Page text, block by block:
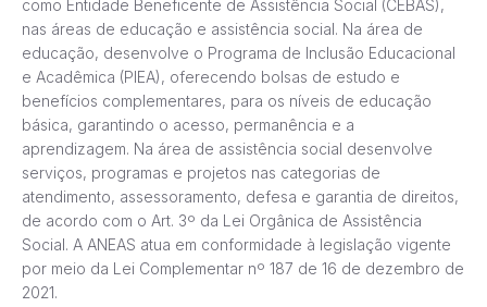
como Entidade Beneficente de Assistência Social (CEBAS),
nas áreas de educação e assistência social. Na área de
educação, desenvolve o Programa de Inclusão Educacional
e Acadêmica (PIEA), oferecendo bolsas de estudo e
benefícios complementares, para os níveis de educação
básica, garantindo o acesso, permanência e a
aprendizagem. Na área de assistência social desenvolve
serviços, programas e projetos nas categorias de
atendimento, assessoramento, defesa e garantia de direitos,
de acordo com o Art. 3º da Lei Orgânica de Assistência
Social. A ANEAS atua em conformidade à legislação vigente
por meio da Lei Complementar nº 187 de 16 de dezembro de
2021.